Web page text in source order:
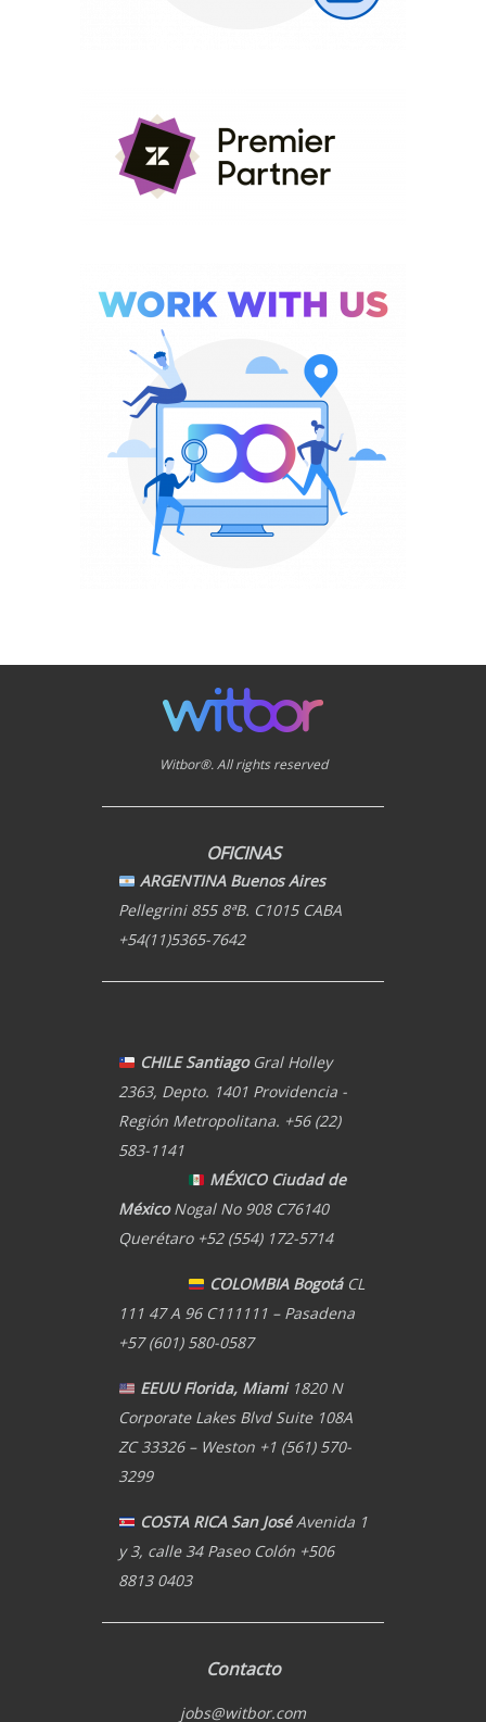
Witbor®. All rights reserved
OFICINAS
ARGENTINA Buenos Aires
Pellegrini 855 8ªB. C1015 CABA
+54(11)5365-7642
CHILE Santiago Gral Holley
2363, Depto. 1401 Providencia -
Región Metropolitana. +56 (22)
583-1141
MÉXICO Ciudad de
MéxicoNogal No 908 C76140
Querétaro +52 (554) 172-5714
COLOMBIA BogotáCL
111 47 A 96 C111111 – Pasadena
+57 (601) 580-0587
EEUU Florida, Miami1820 N
Corporate Lakes Blvd Suite 108A
ZC 33326 – Weston +1 (561) 570-
3299
COSTA RICA San JoséAvenida 1
y 3, calle 34 Paseo Colón +506
8813 0403
Contacto
jobs@witbor.com